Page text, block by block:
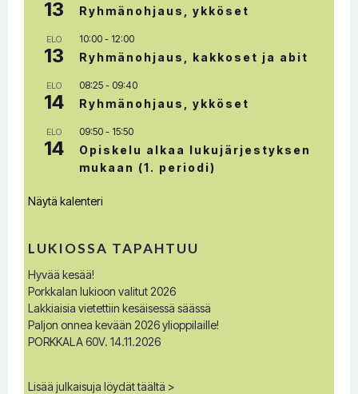
13 Ryhmänohjaus, ykköset
ELO
13
10:00 - 12:00
Ryhmänohjaus, kakkoset ja abit
ELO
14
08:25 - 09:40
Ryhmänohjaus, ykköset
ELO
14
09:50 - 15:50
Opiskelu alkaa lukujärjestyksen
mukaan (1. periodi)
Näytä kalenteri
LUKIOSSA TAPAHTUU
Hyvää kesää!
Porkkalan lukioon valitut 2026
Lakkiaisia vietettiin kesäisessä säässä
Paljon onnea kevään 2026 ylioppilaille!
PORKKALA 60V. 14.11.2026
Lisää julkaisuja löydät täältä >